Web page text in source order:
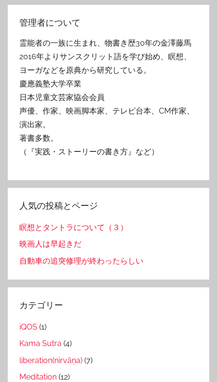
管理者について
霊能者の一族に生まれ、物書き歴30年の金澤藤馬
2016年よりサンスクリット語を学び始め、瞑想、
ヨーガなどを原典から研究している。
慶應義塾大学卒業
日本児童文芸家協会会員
声優、作家、映画脚本家、テレビ台本、CM作家、
演出家。
著書多数。
（『実践・ストーリーの書き方』など）
人気の投稿とページ
瞑想とタントラについて（３）
映画人は早起きだ
自動車の追突修理が終わったらしい
カテゴリー
iQOS (1)
Kama Sutra (4)
liberation(nirvāṇa) (7)
Meditation (12)